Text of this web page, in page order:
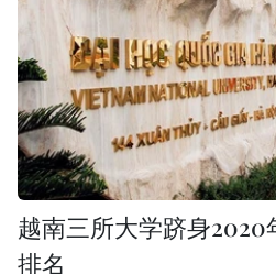
越南三所大学跻身2020
排名